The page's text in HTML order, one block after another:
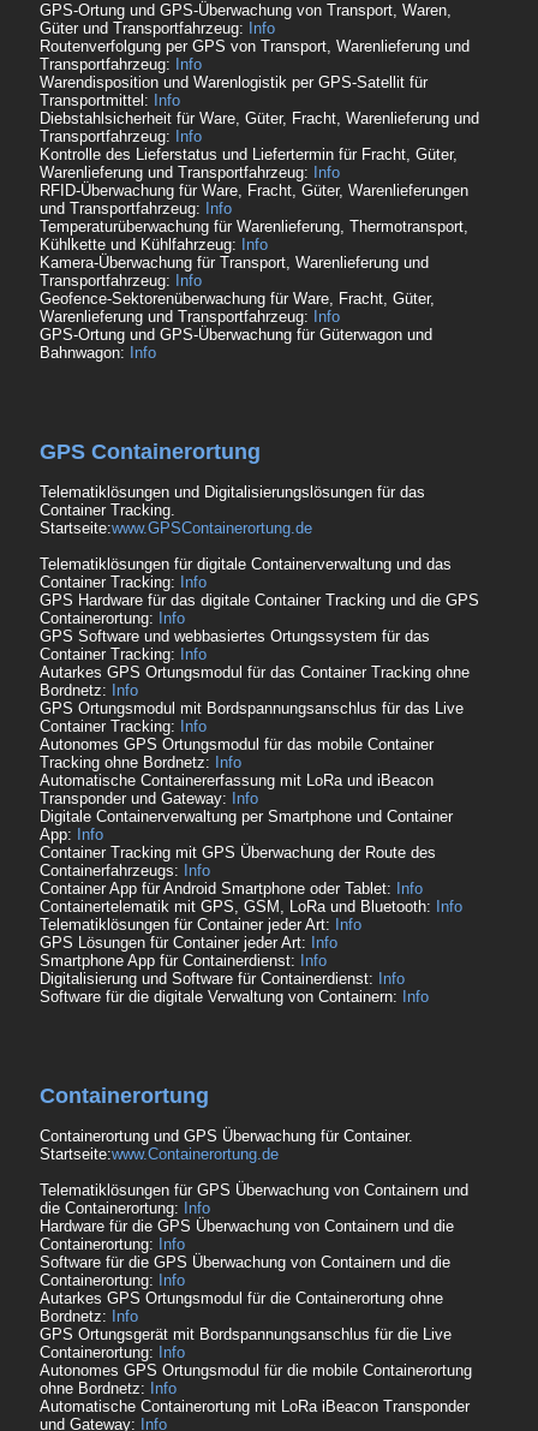
GPS-Ortung und GPS-Überwachung von Transport, Waren,
Güter und Transportfahrzeug:
Info
Routenverfolgung per GPS von Transport, Warenlieferung und
Transportfahrzeug:
Info
Warendisposition und Warenlogistik per GPS-Satellit für
Transportmittel:
Info
Diebstahlsicherheit für Ware, Güter, Fracht, Warenlieferung und
Transportfahrzeug:
Info
Kontrolle des Lieferstatus und Liefertermin für Fracht, Güter,
Warenlieferung und Transportfahrzeug:
Info
RFID-Überwachung für Ware, Fracht, Güter, Warenlieferungen
und Transportfahrzeug:
Info
Temperaturüberwachung für Warenlieferung, Thermotransport,
Kühlkette und Kühlfahrzeug:
Info
Kamera-Überwachung für Transport, Warenlieferung und
Transportfahrzeug:
Info
Geofence-Sektorenüberwachung für Ware, Fracht, Güter,
Warenlieferung und Transportfahrzeug:
Info
GPS-Ortung und GPS-Überwachung für Güterwagon und
Bahnwagon:
Info
GPS Containerortung
Telematiklösungen und Digitalisierungslösungen für das
Container Tracking.
Startseite:www.GPSContainerortung.de
Telematiklösungen für digitale Containerverwaltung und das
Container Tracking:
Info
GPS Hardware für das digitale Container Tracking und die GPS
Containerortung:
Info
GPS Software und webbasiertes Ortungssystem für das
Container Tracking:
Info
Autarkes GPS Ortungsmodul für das Container Tracking ohne
Bordnetz:
Info
GPS Ortungsmodul mit Bordspannungsanschlus für das Live
Container Tracking:
Info
Autonomes GPS Ortungsmodul für das mobile Container
Tracking ohne Bordnetz:
Info
Automatische Containererfassung mit LoRa und iBeacon
Transponder und Gateway:
Info
Digitale Containerverwaltung per Smartphone und Container
App:
Info
Container Tracking mit GPS Überwachung der Route des
Containerfahrzeugs:
Info
Container App für Android Smartphone oder Tablet:
Info
Containertelematik mit GPS, GSM, LoRa und Bluetooth:
Info
Telematiklösungen für Container jeder Art:
Info
GPS Lösungen für Container jeder Art:
Info
Smartphone App für Containerdienst:
Info
Digitalisierung und Software für Containerdienst:
Info
Software für die digitale Verwaltung von Containern:
Info
Containerortung
Containerortung und GPS Überwachung für Container.
Startseite:www.Containerortung.de
Telematiklösungen für GPS Überwachung von Containern und
die Containerortung:
Info
Hardware für die GPS Überwachung von Containern und die
Containerortung:
Info
Software für die GPS Überwachung von Containern und die
Containerortung:
Info
Autarkes GPS Ortungsmodul für die Containerortung ohne
Bordnetz:
Info
GPS Ortungsgerät mit Bordspannungsanschlus für die Live
Containerortung:
Info
Autonomes GPS Ortungsmodul für die mobile Containerortung
ohne Bordnetz:
Info
Automatische Containerortung mit LoRa iBeacon Transponder
und Gateway:
Info